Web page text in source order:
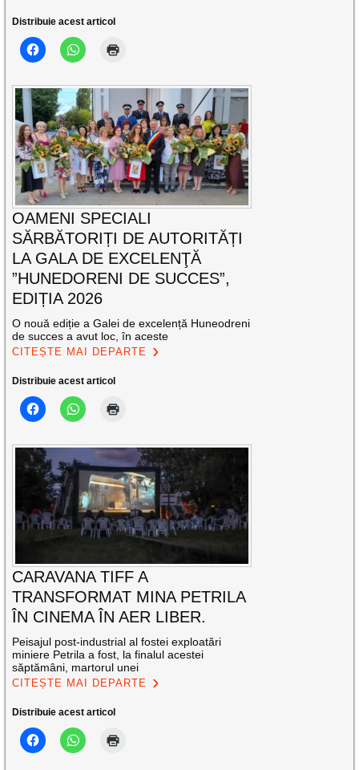
Distribuie acest articol
OAMENI SPECIALI
SĂRBĂTORIȚI DE AUTORITĂȚI
LA GALA DE EXCELENŢĂ
”HUNEDORENI DE SUCCES”,
EDIȚIA 2026
O nouă ediție a Galei de excelență Huneodreni
de succes a avut loc, în aceste
CITEȘTE MAI DEPARTE
Distribuie acest articol
CARAVANA TIFF A
TRANSFORMAT MINA PETRILA
ÎN CINEMA ÎN AER LIBER.
Peisajul post-industrial al fostei exploatări
miniere Petrila a fost, la finalul acestei
săptămâni, martorul unei
CITEȘTE MAI DEPARTE
Distribuie acest articol